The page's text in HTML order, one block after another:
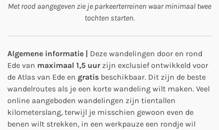
Met rood aangegeven zie je parkeerterreinen waar minimaal twee
tochten starten.
Algemene informatie | Deze wandelingen door en rond
Ede van maximaal 1,5 uurzijn exclusief ontwikkeld voor
de Atlas van Ede en gratis beschikbaar. Dit zijn de beste
wandelroutes als je een korte wandeling wilt maken. Veel
online aangeboden wandelingen zijn tientallen
kilometerslang, terwijl je misschien gewoon even de
benen wilt strekken, in een werkpauze een rondje wil